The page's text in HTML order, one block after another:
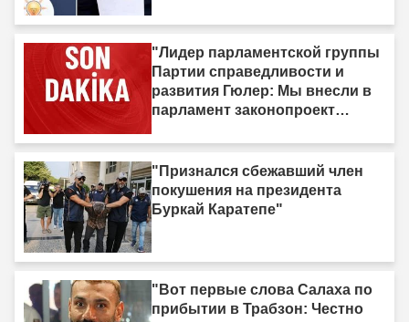
"Лидер парламентской группы
Партии справедливости и
развития Гюлер: Мы внесли в
парламент законопроект
360 подписями."
"Признался сбежавший член
покушения на президента
Буркай Каратепе"
"Вот первые слова Салаха по
прибытии в Трабзон: Честно